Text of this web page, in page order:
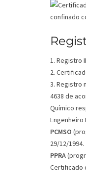
1. Registro
2.
3. Registro
4638 de
Químico
Engenheiro
PCMSO
29/12/1994.
PPRA
Certificado